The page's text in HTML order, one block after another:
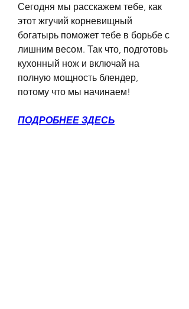
Сегодня мы расскажем тебе, как
этот жгучий корневищный
богатырь поможет тебе в борьбе с
лишним весом. Так что, подготовь
кухонный нож и включай на
полную мощность блендер,
потому что мы начинаем!
ПОДРОБНЕЕ ЗДЕСЬ